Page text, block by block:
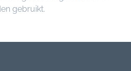
gebruikt.